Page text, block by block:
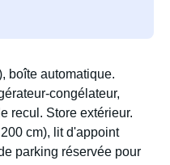
boîte automatique.
congélateur,
recul. Store extérieur.
cm), lit d'appoint
parking réservée pour